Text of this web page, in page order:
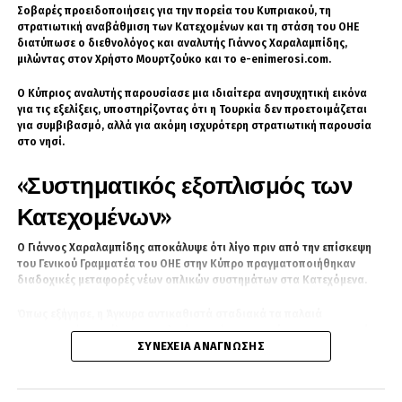
Πολιτείες, αλλά στη συμπλήρωσή της μέσω ενός δικτύου συνεργασίας
στους τομείς της άμυνας, της οικονομίας, της τεχνολογίας και της
αμυντικής βιομηχανίας.
Οι ρόλοι των συμμετεχόντων
Σύμφωνα με τη στρατηγική που διαμορφώνεται, κάθε χώρα προσφέρει
διαφορετικά πλεονεκτήματα.
επιχειρησιακή εμπειρία, ανεπτυγμένα συστήματα αντιπυραυλικής
άμυνας και κορυφαίες δυνατότητες στον κυβερνοχώρο.
Η Ινδία προσφέρει τη συνεχώς αυξανόμενη ναυτική της ισχύ στον
Ινδικό Ωκεανό, μια ισχυρή και αναπτυσσόμενη αμυντική βιομηχανία,
αλλά και σημαντικό γεωπολιτικό βάρος ως μία από τις μεγαλύτερες
δυνάμεις του πλανήτη.
σύγχρονες υποδομές logistics και διπλωματική διασύνδεση μεταξύ
Μέσης Ανατολής, Ασίας και Δύσης.
Η Ελλάδα προσφέρει τη στρατηγική της θέση στη νοτιοανατολική
Σοβαρές προειδοποιήσεις για την πορεία του Κυπριακού, τη
στρατιωτική αναβάθμιση των Κατεχομένων και τη στάση του ΟΗΕ
διατύπωσε ο διεθνολόγος και αναλυτής Γιάννος Χαραλαμπίδης,
μιλώντας στον Χρήστο Μουρτζούκο και το e-enimerosi.com.
Ο Κύπριος αναλυτής παρουσίασε μια ιδιαίτερα ανησυχητική εικόνα
για τις εξελίξεις, υποστηρίζοντας ότι η Τουρκία δεν προετοιμάζεται
για συμβιβασμό, αλλά για ακόμη ισχυρότερη στρατιωτική παρουσία
στο νησί.
«Συστηματικός εξοπλισμός των
Κατεχομένων»
Ο Γιάννος Χαραλαμπίδης αποκάλυψε ότι λίγο πριν από την επίσκεψη
του Γενικού Γραμματέα του ΟΗΕ στην Κύπρο πραγματοποιήθηκαν
διαδοχικές μεταφορές νέων οπλικών συστημάτων στα Κατεχόμενα.
αμερικανικής προέλευσης οπλικά συστήματα με σύγχρονο τουρκικό
εξοπλισμό, μεταξύ των οποίων πυροβόλα 155 χιλιοστών,
τεθωρακισμένα οχήματα μάχης, συστήματα ηλεκτρονικού πολέμου και
ΣΥΝΈΧΕΙΑ ΑΝΆΓΝΩΣΗΣ